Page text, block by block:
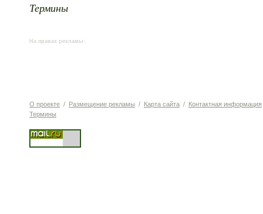
Термины
На правах рекламы:
О проекте / Размещение рекламы / Карта сайта / Контактная информация
Термины